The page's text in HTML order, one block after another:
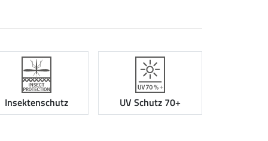
Insektenschutz UV Schutz 70+